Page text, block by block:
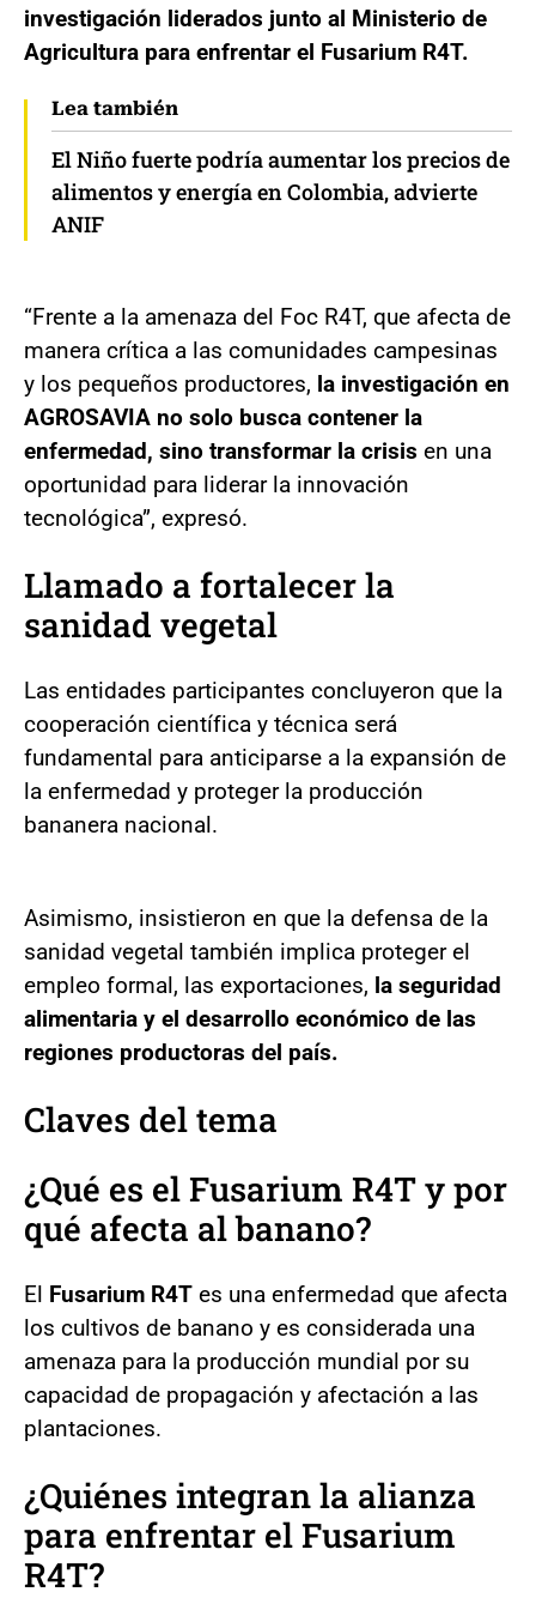
investigación liderados junto al Ministerio de
Agricultura para enfrentar el Fusarium R4T.
Lea también
El Niño fuerte podría aumentar los precios de
alimentos y energía en Colombia, advierte
ANIF
“Frente a la amenaza del Foc R4T, que afecta de
manera crítica a las comunidades campesinas
y los pequeños productores, la investigación en
AGROSAVIA no solo busca contener la
enfermedad, sino transformar la crisis en una
oportunidad para liderar la innovación
tecnológica”, expresó.
Llamado a fortalecer la
sanidad vegetal
Las entidades participantes concluyeron que la
cooperación científica y técnica será
fundamental para anticiparse a la expansión de
la enfermedad y proteger la producción
bananera nacional.
Asimismo, insistieron en que la defensa de la
sanidad vegetal también implica proteger el
empleo formal, las exportaciones, la seguridad
alimentaria y el desarrollo económico de las
regiones productoras del país.
Claves del tema
¿Qué es el Fusarium R4T y por
qué afecta al banano?
El Fusarium R4T es una enfermedad que afecta
los cultivos de banano y es considerada una
amenaza para la producción mundial por su
capacidad de propagación y afectación a las
plantaciones.
¿Quiénes integran la alianza
para enfrentar el Fusarium
R4T?